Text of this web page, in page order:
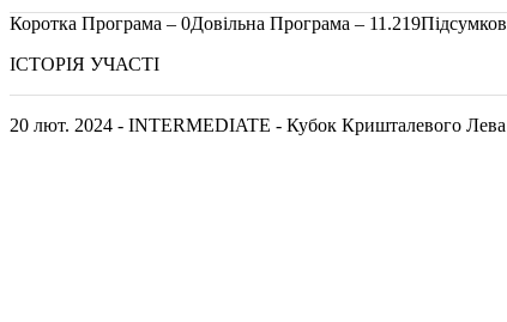
Коротка Програма – 0Довільна Програма – 11.219
ІСТОРІЯ УЧАСТІ
20 лют. 2024 - INTERMEDIATE - Кубок Кришталевого